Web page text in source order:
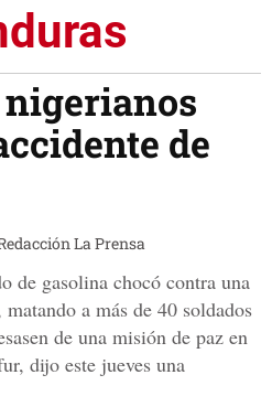
nigerianos
de
La Prensa
de gasolina chocó contra una
a más de 40 soldados
de una misión de paz en
dijo este jueves una